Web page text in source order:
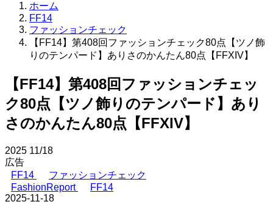
ホーム
FF14
ファッションチェック
【FF14】第408回ファッションチェック80点【ツノ飾
りのテンパード】ありさのかんたん80点【FFXIV】
【FF14】第408回ファッションチェッ
ク80点【ツノ飾りのテンパード】あり
さのかんたん80点【FFXIV】
2025 11/18
広告
FF14
ファッションチェック
FashionReport
FF14
2025-11-18